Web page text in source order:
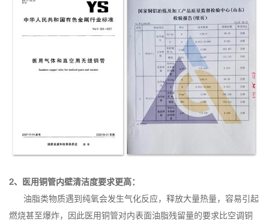
2、医用铜管内壁清洁度要求更高：
油脂类物质遇到纯氧会发生气化反应，释放大量热量，容易引起
燃烧甚至爆炸，因此医用铜管对内表面油脂残留量的要求比空调铜